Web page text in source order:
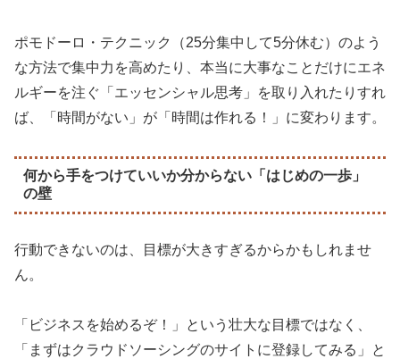
ポモドーロ・テクニック（25分集中して5分休む）のよう
な方法で集中力を高めたり、本当に大事なことだけにエネ
ルギーを注ぐ「エッセンシャル思考」を取り入れたりすれ
ば、「時間がない」が「時間は作れる！」に変わります。
何から手をつけていいか分からない「はじめの一歩」
の壁
行動できないのは、目標が大きすぎるからかもしれませ
ん。
「ビジネスを始めるぞ！」という壮大な目標ではなく、
「まずはクラウドソーシングのサイトに登録してみる」と